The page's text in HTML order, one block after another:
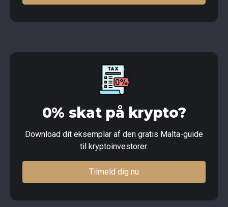
0% skat på krypto?
Download dit eksemplar af den gratis Malta-guide
til kryptoinvestorer.
Tilmeld dig nu